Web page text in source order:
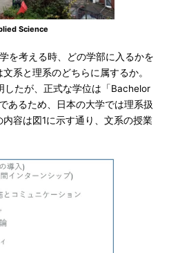
Science
を考える時、どの学部に入るかを
系と理系のどちらに属するか。
したが、正式な学位は「Bachelor
あるため、日本の大学では理系扱
容は図1に示す通り、文系の授業